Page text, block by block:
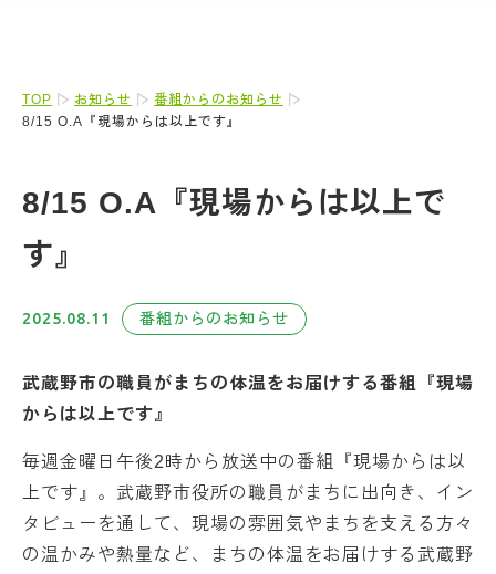
TOP お知らせ
番組からのお知らせ
8/15 O.A『現場からは以上です』
8/15 O.A『現場からは以上で
す』
2025.08.11 番組からのお知らせ
武蔵野市の職員がまちの体温をお届けする番組『現場
からは以上です』
毎週金曜日午後2時から放送中の番組『現場からは以
上です』。武蔵野市役所の職員がまちに出向き、イン
タビューを通して、現場の雰囲気やまちを支える方々
の温かみや熱量など、まちの体温をお届けする武蔵野